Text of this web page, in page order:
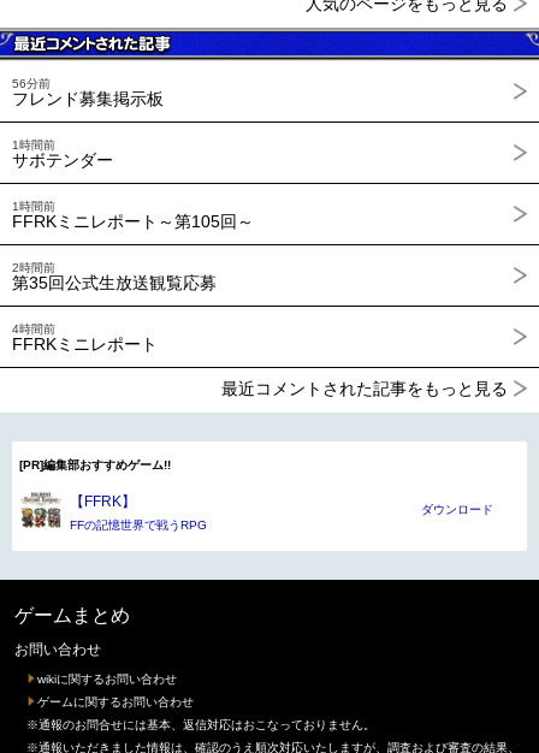
56分前
フレンド募集掲示板
1時間前
サボテンダー
1時間前
FFRKミニレポート～第105回～
2時間前
第35回公式生放送観覧応募
4時間前
FFRKミニレポート
最近コメントされた記事をもっと見る
[PR]編集部おすすめゲーム!!
【FFRK】
FFの記憶世界で戦うRPG
ダウンロード
ゲームまとめ
お問い合わせ
wikiに関するお問い合わせ
ゲームに関するお問い合わせ
※通報のお問合せには基本、返信対応はおこなっておりません。
※通報いただきました情報は、確認のうえ順次対応いたしますが、調査および審査の結果、